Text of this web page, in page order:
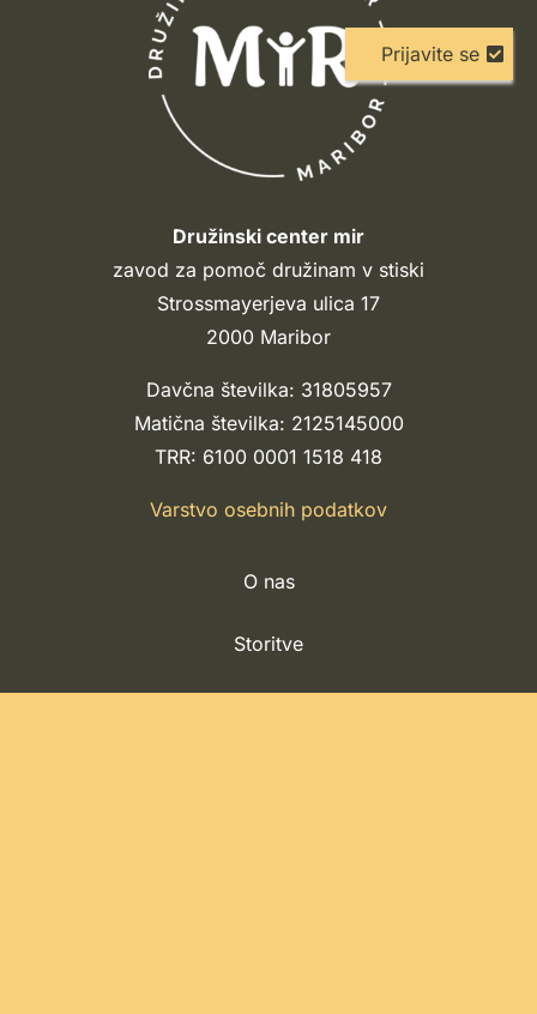
Družinski center mir
zavod za pomoč družinam v stiski
Strossmayerjeva ulica 17
2000 Maribor
Davčna številka: 31805957
Matična številka: 2125145000
TRR: 6100 0001 1518 418
Varstvo osebnih podatkov
O nas
Storitve
Prijavite se